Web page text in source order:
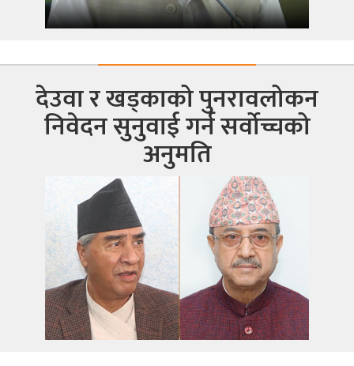
देउवा र खड्काको पुनरावलोकन
निवेदन सुनुवाई गर्न सर्वोच्चको
अनुमति